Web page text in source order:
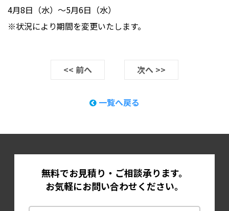
4月8日（水）～5月6日（水）
※状況により期間を変更いたします。
<< 前へ 次へ >>
一覧へ戻る
無料でお見積り・ご相談承ります。
お気軽にお問い合わせください。